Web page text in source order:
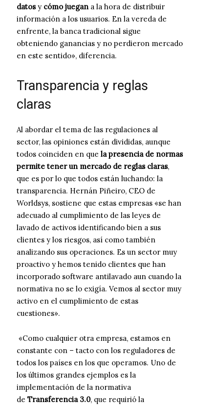
datosy cómo juegan a la hora de distribuir
información a los usuarios. En la vereda de
enfrente, la banca tradicional sigue
obteniendo ganancias y no perdieron mercado
en este sentido», diferencia.
Transparencia y reglas
claras
Al abordar el tema de las regulaciones al
sector, las opiniones están divididas, aunque
todos coinciden en que la presencia de normas
permite tener un mercado de reglas claras,
que es por lo que todos están luchando: la
transparencia. Hernán Piñeiro, CEO de
Worldsys, sostiene que estas empresas «se han
adecuado al cumplimiento de las leyes de
lavado de activos identificando bien a sus
clientes y los riesgos, así como también
analizando sus operaciones. Es un sector muy
proactivo y hemos tenido clientes que han
incorporado software antilavado aun cuando la
normativa no se lo exigía. Vemos al sector muy
activo en el cumplimiento de estas
cuestiones».
«Como cualquier otra empresa, estamos en
constante con – tacto con los reguladores de
todos los países en los que operamos. Uno de
los últimos grandes ejemplos es la
implementación de la normativa
de Transferencia 3.0, que requirió la